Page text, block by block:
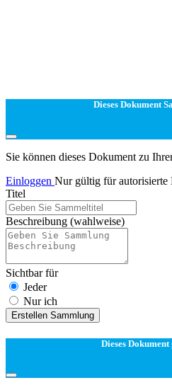
Dieses Dokument
Sie können dieses Dokument zu
Einloggen Nur gültig für autorisierte
Titel
Beschreibung (wahlweise)
Sichtbar für
Jeder
Nur ich
Erstellen Sammlung
Dieses Dokument